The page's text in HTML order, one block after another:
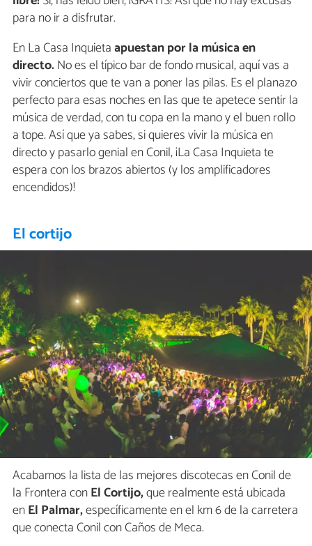
para no ir a disfrutar.
En La Casa Inquietaapuestan por la música en
directo.No es el típico bar de fondo musical, aquí vas a
vivir conciertos que te van a poner las pilas. Es el planazo
perfecto para esas noches en las que te apetece sentir la
música de verdad, con tu copa en la mano y el buen rollo
a tope. Así que ya sabes, si quieres vivir la música en
directo y pasarlo genial en Conil, ¡La Casa Inquieta te
espera con los brazos abiertos (y los amplificadores
encendidos)!
El cortijo
Acabamos la lista de las mejores discotecas en Conil de
la Frontera conEl Cortijo,que realmente está ubicada
enEl Palmar,específicamente en el km 6 de la carretera
que conecta Conil con Caños de Meca.